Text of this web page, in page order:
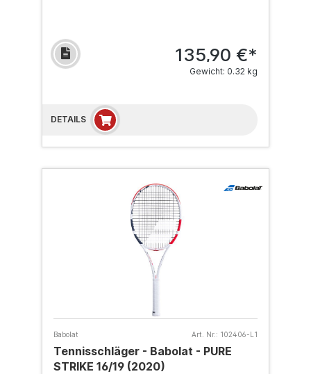
135,90 €*
Gewicht: 0.32 kg
DETAILS
Babolat Art. Nr.: 102406-L1
Tennisschläger - Babolat - PURE
STRIKE 16/19 (2020)